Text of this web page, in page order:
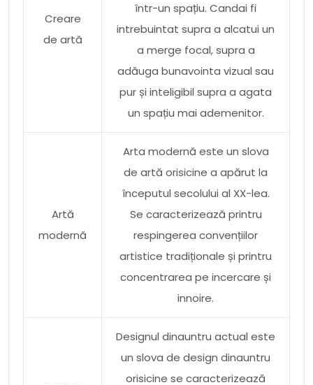
Creare
de artă
într-un spațiu. Candai fi
intrebuintat supra a alcatui un
a merge focal, supra a
adăuga bunavointa vizual sau
pur și inteligibil supra a agata
un spațiu mai ademenitor.
Artă
modernă
Arta modernă este un slova
de artă orisicine a apărut la
începutul secolului al XX-lea.
Se caracterizează printru
respingerea convențiilor
artistice tradiționale și printru
concentrarea pe incercare și
innoire.
Designul dinauntru actual este
un slova de design dinauntru
orisicine se caracterizează